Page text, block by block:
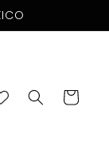
Carrito